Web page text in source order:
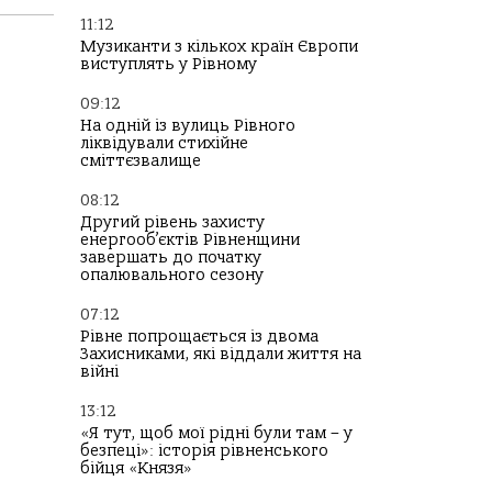
11:12
Музиканти з кількох країн Європи
виступлять у Рівному
09:12
На одній із вулиць Рівного
ліквідували стихійне
сміттєзвалище
08:12
Другий рівень захисту
енергооб’єктів Рівненщини
завершать до початку
опалювального сезону
07:12
Рівне попрощається із двома
Захисниками, які віддали життя на
війні
13:12
«Я тут, щоб мої рідні були там – у
безпеці»: історія рівненського
бійця «Князя»